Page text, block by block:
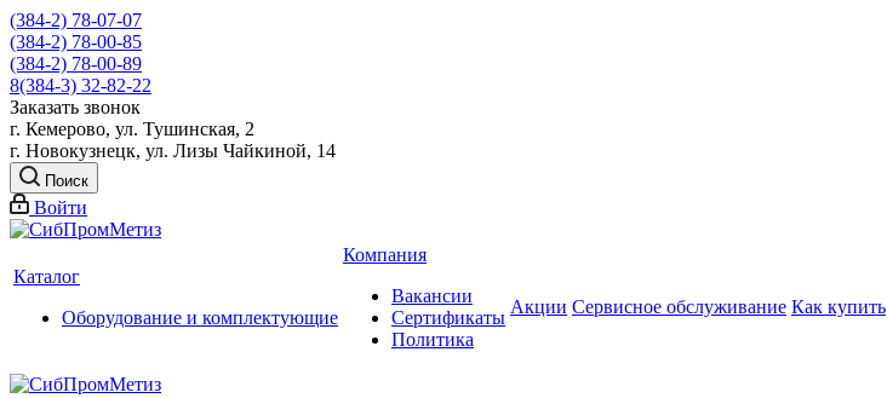
(384-2) 78-07-07
(384-2) 78-00-85
(384-2) 78-00-89
8(384-3) 32-82-22
Заказать звонок
г. Кемерово, ул. Тушинская, 2
г. Новокузнецк, ул. Лизы Чайкиной, 14
Поиск
Войти
Каталог
Оборудование и комплектующие
Компания
Вакансии
Сертификаты
Политика
Акции Сервисное обслуживание Как купить